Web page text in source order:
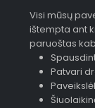
Visi mūsų
ištempta ant
paruoštas
Patvari